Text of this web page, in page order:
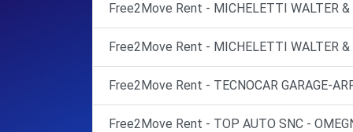
Free2Move Rent - MICHELETTI WALTER &
Free2Move Rent - MICHELETTI WALTER &
Free2Move Rent - TECNOCAR GARAGE-
Free2Move Rent - TOP AUTO SNC -